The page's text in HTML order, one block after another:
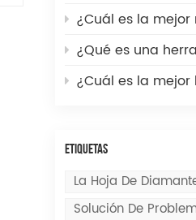
¿Cuál es la mejor manera de cortar
¿Qué es una herramienta de fresado CNC? Un vistazo rápido a la
¿Cuál es la mejor hoja de
ETIQUETAS
La Hoja De
Solución De